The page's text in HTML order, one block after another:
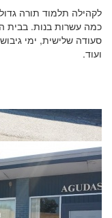
לקהילה תלמוד תורה
כמה עשרות בנות. בבית
סעודה שלישית, ימי
ועוד.